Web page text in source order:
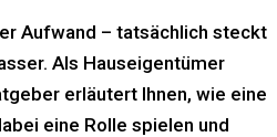
Aufwand – tatsächlich steckt
Als Hauseigentümer
erläutert Ihnen, wie eine
eine Rolle spielen und